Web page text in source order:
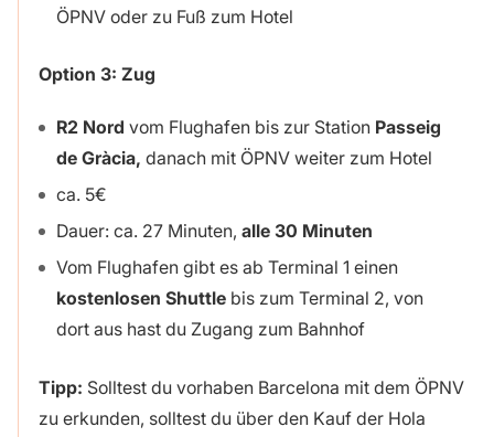
ÖPNV oder zu Fuß zum Hotel
Option 3: Zug
R2 Nord vom Flughafen bis zur Station Passeig
de Gràcia, danach mit ÖPNV weiter zum Hotel
ca. 5€
Dauer: ca. 27 Minuten, alle 30 Minuten
Vom Flughafen gibt es ab Terminal 1 einen
kostenlosen Shuttlebis zum Terminal 2, von
dort aus hast du Zugang zum Bahnhof
Tipp: Solltest du vorhaben Barcelona mit dem ÖPNV
zu erkunden, solltest du über den Kauf der Hola